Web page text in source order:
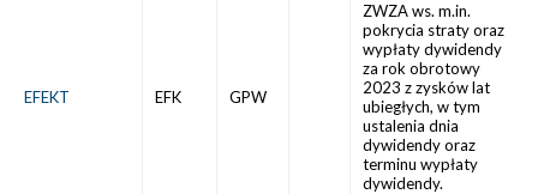
EFEKT EFK GPW
ZWZA ws. m.in.
pokrycia straty oraz
wypłaty dywidendy
za rok obrotowy
2023 z zysków lat
ubiegłych, w tym
ustalenia dnia
dywidendy oraz
terminu wypłaty
dywidendy.